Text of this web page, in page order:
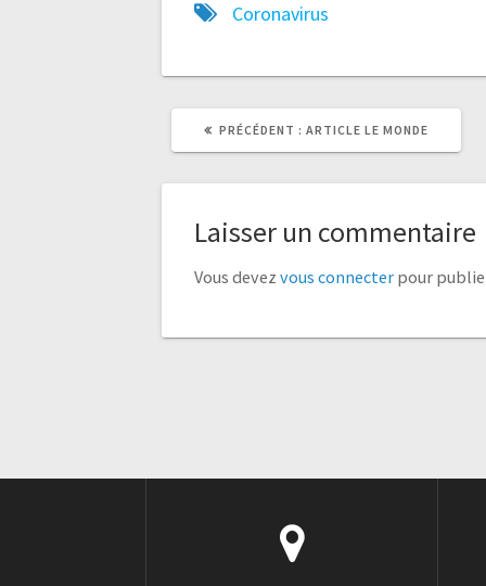
Coronavirus
PRÉCÉDENT :
ARTICLE
PRÉCÉDENT
ARTICLE LE MONDE
ARTICLE
SUIVANT
Laisser un commentaire
Vous devezvous connecter pour